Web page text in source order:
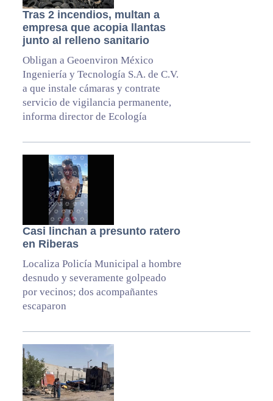
Tras 2 incendios, multan a
empresa que acopia llantas
junto al relleno sanitario
Obligan a Geoenviron México
Ingeniería y Tecnología S.A. de C.V.
a que instale cámaras y contrate
servicio de vigilancia permanente,
informa director de Ecología
Casi linchan a presunto ratero
en Riberas
Localiza Policía Municipal a hombre
desnudo y severamente golpeado
por vecinos; dos acompañantes
escaparon